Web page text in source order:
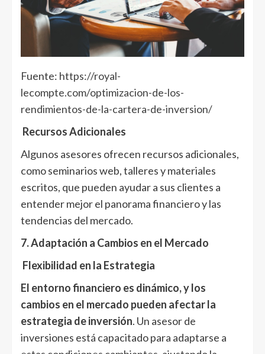
Fuente: https://royal-
lecompte.com/optimizacion-de-los-
rendimientos-de-la-cartera-de-inversion/
Recursos Adicionales
Algunos asesores ofrecen recursos adicionales,
como seminarios web, talleres y materiales
escritos, que pueden ayudar a sus clientes a
entender mejor el panorama financiero y las
tendencias del mercado.
7. Adaptación a Cambios en el Mercado
Flexibilidad en la Estrategia
El entorno financiero es dinámico, y los
cambios en el mercado pueden afectar la
estrategia de inversión. Un asesor de
inversiones está capacitado para adaptarse a